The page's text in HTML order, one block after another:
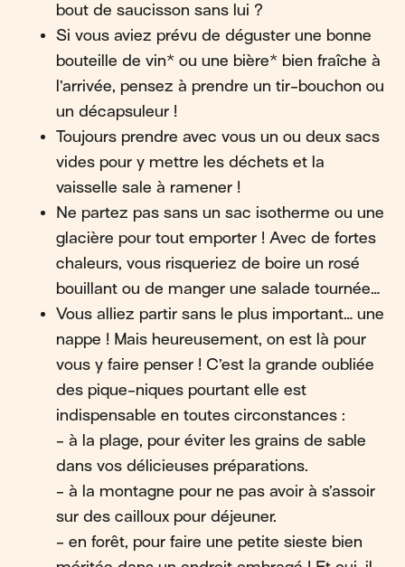
bout de saucisson sans lui ?
Si vous aviez prévu de déguster une bonne
bouteille de vin* ou une bière* bien fraîche à
l’arrivée, pensez à prendre un tir-bouchon ou
un décapsuleur !
Toujours prendre avec vous un ou deux sacs
vides pour y mettre les déchets et la
vaisselle sale à ramener !
Ne partez pas sans un sac isotherme ou une
glacière pour tout emporter ! Avec de fortes
chaleurs, vous risqueriez de boire un rosé
bouillant ou de manger une salade tournée…
Vous alliez partir sans le plus important… une
nappe ! Mais heureusement, on est là pour
vous y faire penser ! C’est la grande oubliée
des pique-niques pourtant elle est
indispensable en toutes circonstances :
- à la plage, pour éviter les grains de sable
dans vos délicieuses préparations.
- à la montagne pour ne pas avoir à s’assoir
sur des cailloux pour déjeuner.
- en forêt, pour faire une petite sieste bien